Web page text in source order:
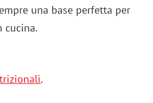
una base perfetta per
cucina.
.